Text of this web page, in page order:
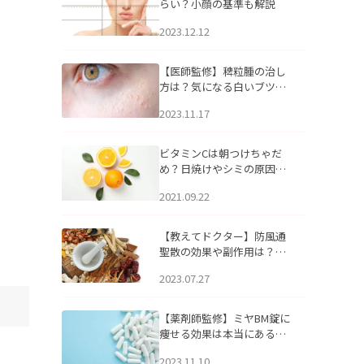
らい？小顔の基準も解説
2023.12.12
【医師監修】稗粒腫の治し
方は？気になる白いブツブ
アについて
2023.11.17
ビタミンCは朝つけちゃだ
め？日焼けやシミの原因に
2021.09.22
【教えてドクター】防風通
聖散の効果や副作用は？長
2023.07.27
【薬剤師監修】ミヤBM錠に
痩せる効果は本当にある